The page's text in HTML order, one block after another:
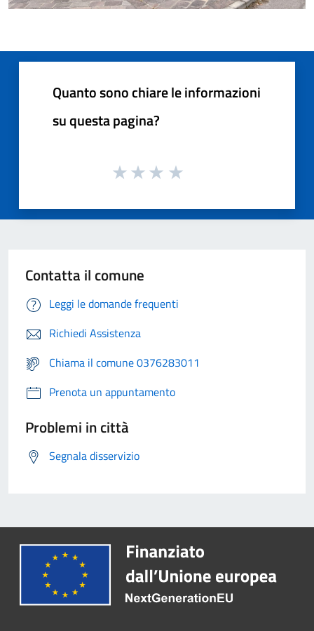
Quanto sono chiare le informazioni
su questa pagina?
Contatta il comune
Leggi le domande frequenti
Richiedi Assistenza
Chiama il comune 0376283011
Prenota un appuntamento
Problemi in città
Segnala disservizio